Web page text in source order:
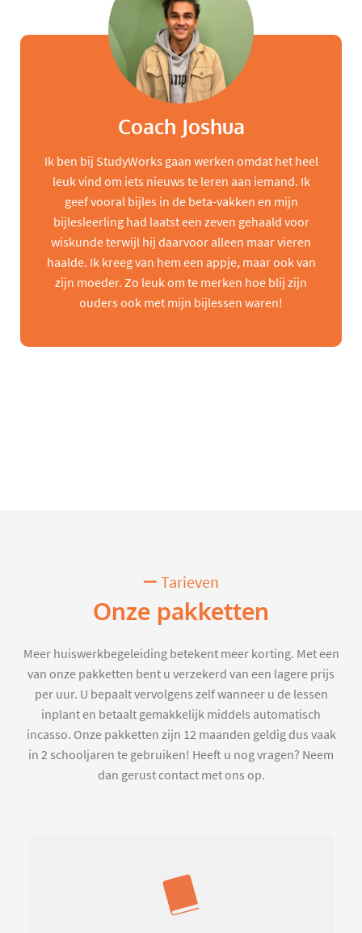
Coach Joshua
Ik ben bij StudyWorks gaan werken omdat het heel
leuk vind om iets nieuws te leren aan iemand. Ik
geef vooral bijles in de beta-vakken en mijn
bijlesleerling had laatst een zeven gehaald voor
wiskunde terwijl hij daarvoor alleen maar vieren
haalde. Ik kreeg van hem een appje, maar ook van
zijn moeder. Zo leuk om te merken hoe blij zijn
ouders ook met mijn bijlessen waren!
Tarieven
Onze pakketten
Meer huiswerkbegeleiding betekent meer korting. Met een
van onze pakketten bent u verzekerd van een lagere prijs
per uur. U bepaalt vervolgens zelf wanneer u de lessen
inplant en betaalt gemakkelijk middels automatisch
incasso. Onze pakketten zijn 12 maanden geldig dus vaak
in 2 schooljaren te gebruiken! Heeft u nog vragen? Neem
dan gerust contact met ons op.